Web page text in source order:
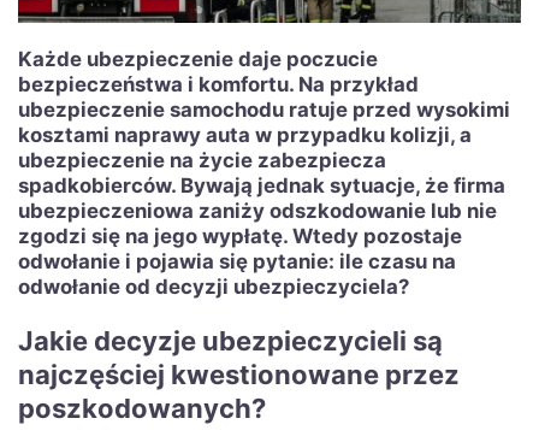
Każde ubezpieczenie daje poczucie
bezpieczeństwa i komfortu. Na przykład
ubezpieczenie samochodu ratuje przed wysokimi
kosztami naprawy auta w przypadku kolizji, a
ubezpieczenie na życie zabezpiecza
spadkobierców. Bywają jednak sytuacje, że firma
ubezpieczeniowa zaniży odszkodowanie lub nie
zgodzi się na jego wypłatę. Wtedy pozostaje
odwołanie i pojawia się pytanie: ile czasu na
odwołanie od decyzji ubezpieczyciela?
Jakie decyzje ubezpieczycieli są
najczęściej kwestionowane przez
poszkodowanych?